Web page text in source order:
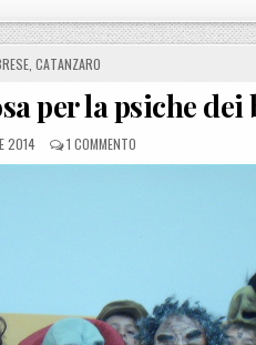
, CATANZARO
per la psiche
2014 1 COMMENTOSU FESTA DI